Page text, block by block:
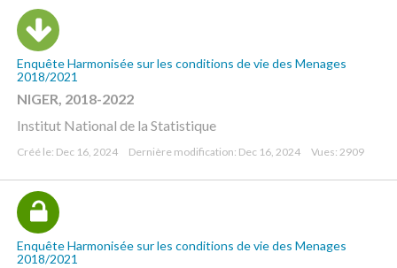
Enquête Harmonisée sur les conditions de vie des Menages
2018/2021
NIGER, 2018-2022
Institut National de la Statistique
Créé le: Dec 16, 2024 Dernière modification: Dec 16, 2024 Vues: 2909
Enquête Harmonisée sur les conditions de vie des Menages
2018/2021